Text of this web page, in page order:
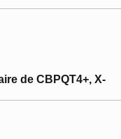
de CBPQT4+, X-